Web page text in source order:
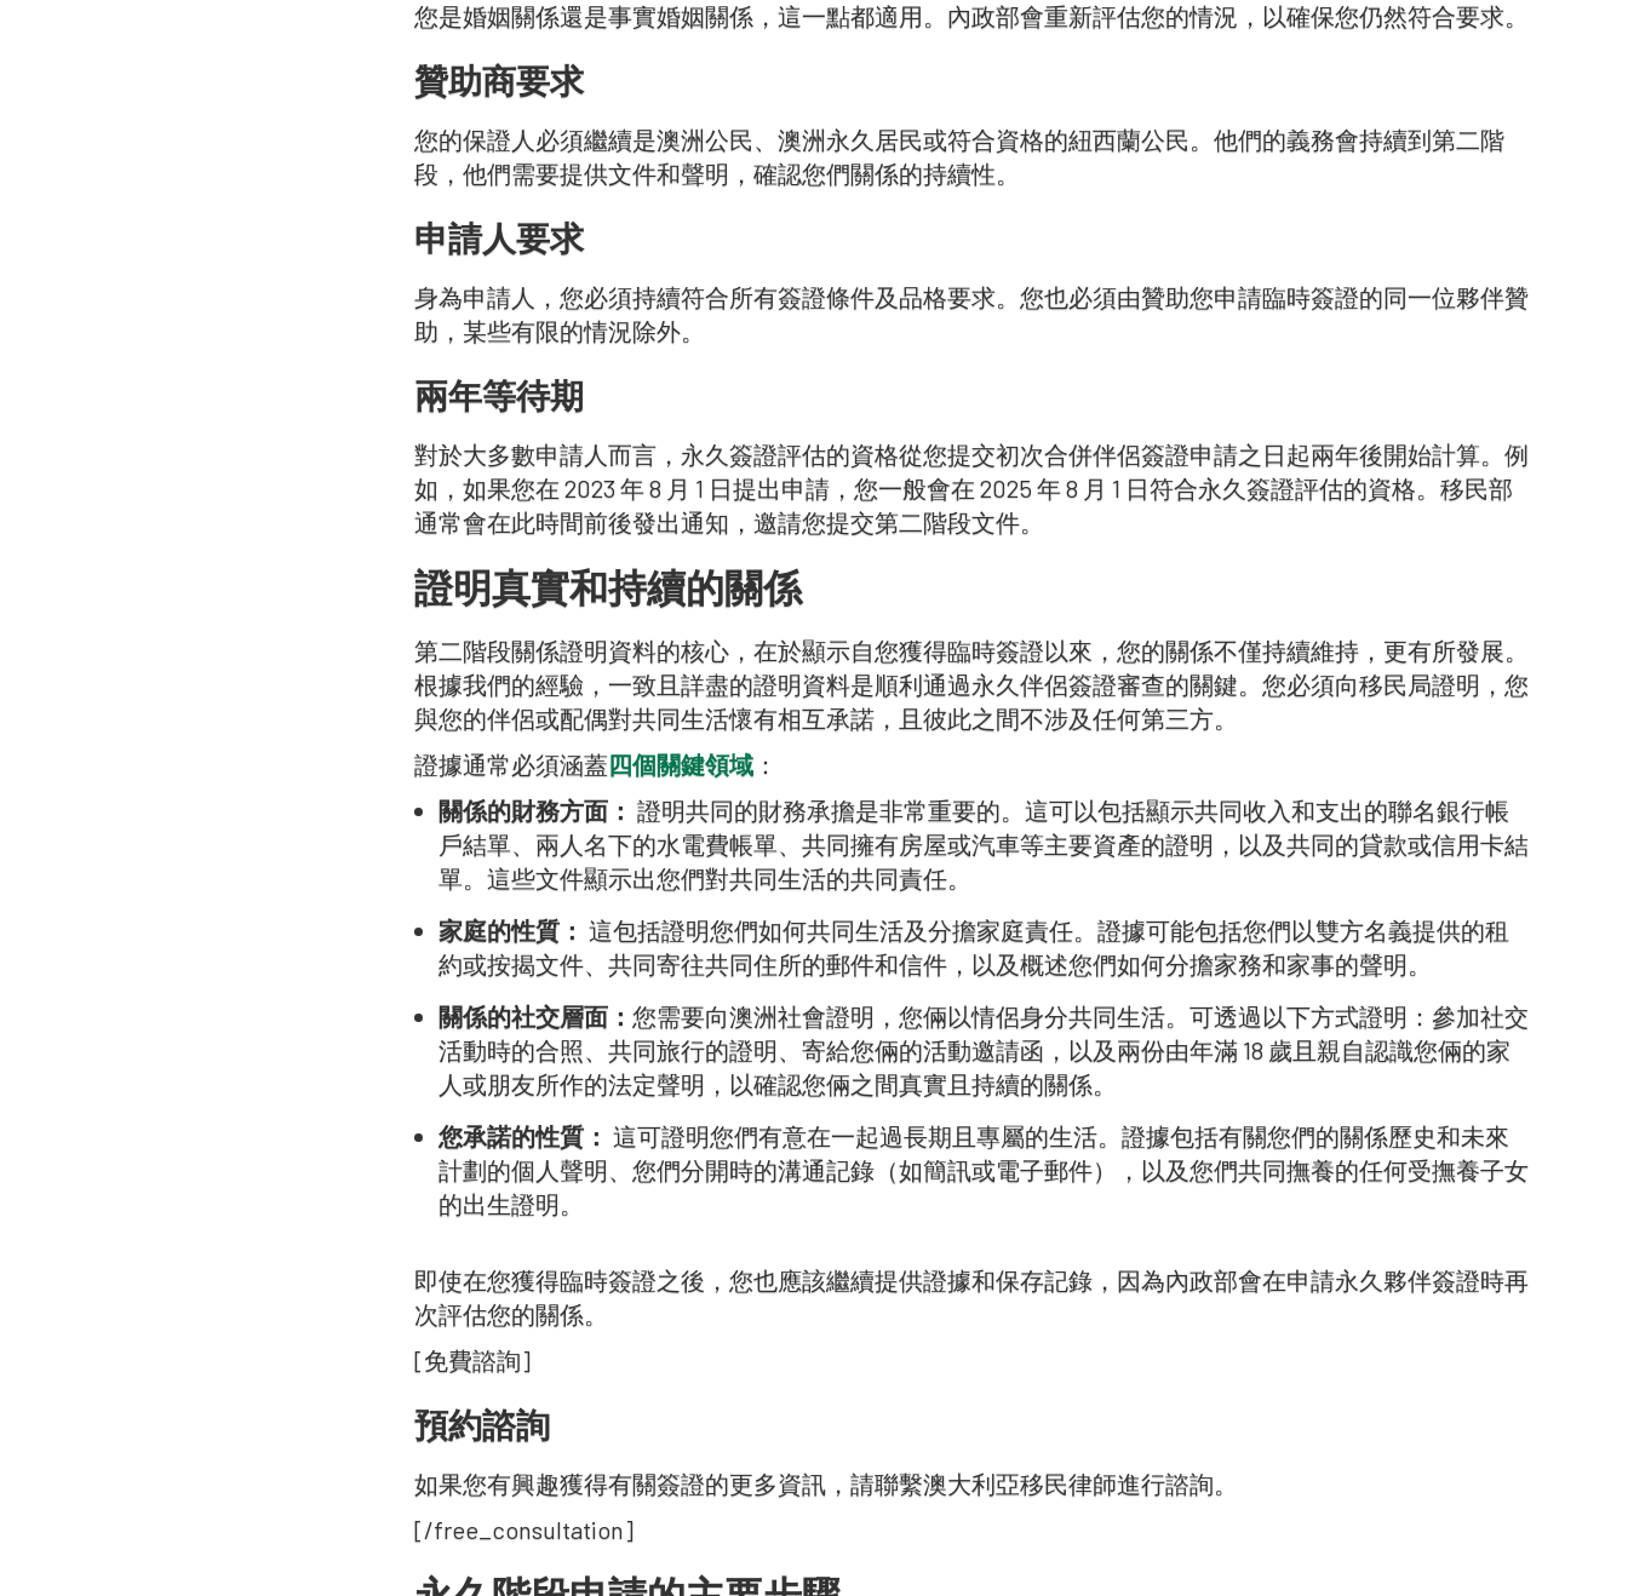
您是婚姻關係還是事實婚姻關係，這一點都適用。內政部會重新評估您的情況，以確保您仍然符合要求。
贊助商要求
您的保證人必須繼續是澳洲公民、澳洲永久居民或符合資格的紐西蘭公民。他們的義務會持續到第二階
段，他們需要提供文件和聲明，確認您們關係的持續性。
申請人要求
身為申請人，您必須持續符合所有簽證條件及品格要求。您也必須由贊助您申請臨時簽證的同一位夥伴贊
助，某些有限的情況除外。
兩年等待期
對於大多數申請人而言，永久簽證評估的資格從您提交初次合併伴侶簽證申請之日起兩年後開始計算。例
如，如果您在 2023 年 8 月 1 日提出申請，您一般會在 2025 年 8 月 1 日符合永久簽證評估的資格。移民部
通常會在此時間前後發出通知，邀請您提交第二階段文件。
證明真實和持續的關係
第二階段關係證明資料的核心，在於顯示自您獲得臨時簽證以來，您的關係不僅持續維持，更有所發展。
根據我們的經驗，一致且詳盡的證明資料是順利通過永久伴侶簽證審查的關鍵。您必須向移民局證明，您
與您的伴侶或配偶對共同生活懷有相互承諾，且彼此之間不涉及任何第三方。
證據通常必須涵蓋四個關鍵領域 ：
關係的財務方面： 證明共同的財務承擔是非常重要的。這可以包括顯示共同收入和支出的聯名銀行帳
戶結單、兩人名下的水電費帳單、共同擁有房屋或汽車等主要資產的證明，以及共同的貸款或信用卡結
單。這些文件顯示出您們對共同生活的共同責任。
家庭的性質： 這包括證明您們如何共同生活及分擔家庭責任。證據可能包括您們以雙方名義提供的租
約或按揭文件、共同寄往共同住所的郵件和信件，以及概述您們如何分擔家務和家事的聲明。
關係的社交層面： 您需要向澳洲社會證明，您倆以情侶身分共同生活。可透過以下方式證明：參加社交
活動時的合照、共同旅行的證明、寄給您倆的活動邀請函，以及兩份由年滿 18 歲且親自認識您倆的家
人或朋友所作的法定聲明，以確認您倆之間真實且持續的關係。
您承諾的性質： 這可證明您們有意在一起過長期且專屬的生活。證據包括有關您們的關係歷史和未來
計劃的個人聲明、您們分開時的溝通記錄（如簡訊或電子郵件），以及您們共同撫養的任何受撫養子女
的出生證明。
即使在您獲得臨時簽證之後，您也應該繼續提供證據和保存記錄，因為內政部會在申請永久夥伴簽證時再
次評估您的關係。
[免費諮詢]
預約諮詢‍
如果您有興趣獲得有關簽證的更多資訊，請聯繫澳大利亞移民律師進行諮詢。
[/free_consultation]